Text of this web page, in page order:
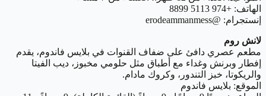
الهاتف: +974 5113 8899
إنستجرام: @erodeammanmess
لانش روم
مطعم عصري دافئ على ضفاف القنوات في بلايس فاندوم، يقدم
إفطار وبرنش وغداء مع أطباق مثل حلومي مخبوز، ديب الفيتا
والريكوتا، خبز التندور، وكروك مادام.
الموقع: بلايس فاندوم